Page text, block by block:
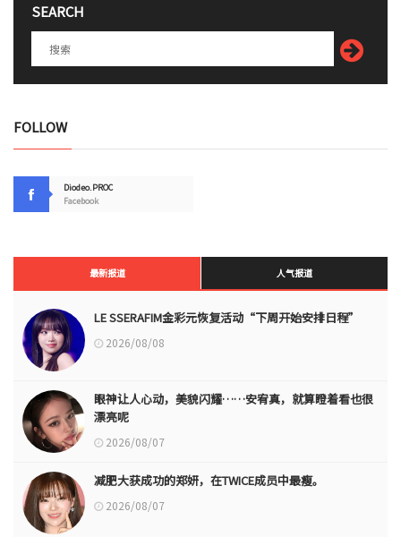
SEARCH
FOLLOW
Diodeo.PROC
Facebook
最新报道 人气报道
LE SSERAFIM金彩元恢复活动“下周开始安排日程”
2026/08/08
眼神让人心动，美貌闪耀……安宥真，就算瞪着看也很
漂亮呢
2026/08/07
减肥大获成功的郑妍，在TWICE成员中最瘦。
2026/08/07